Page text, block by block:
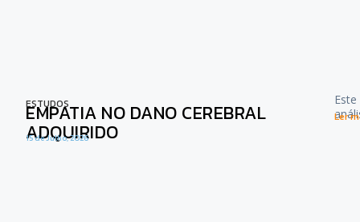
ESTUDOS
EMPATIA NO DANO CEREBRAL
ADQUIRIDO
15 de Julho, 2026
Ler